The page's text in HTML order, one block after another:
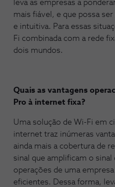
leva as empresas a
mais fiável, e que possa
e intuitiva. Para essas
Fi combinada com a rede
dois mundos.
Quais as vantagens
Pro à internet fixa?
Uma solução de Wi-Fi em
internet traz inúmeras
ainda mais a cobertura de
sinal que amplificam o
operações de uma
eficientes. Dessa forma,